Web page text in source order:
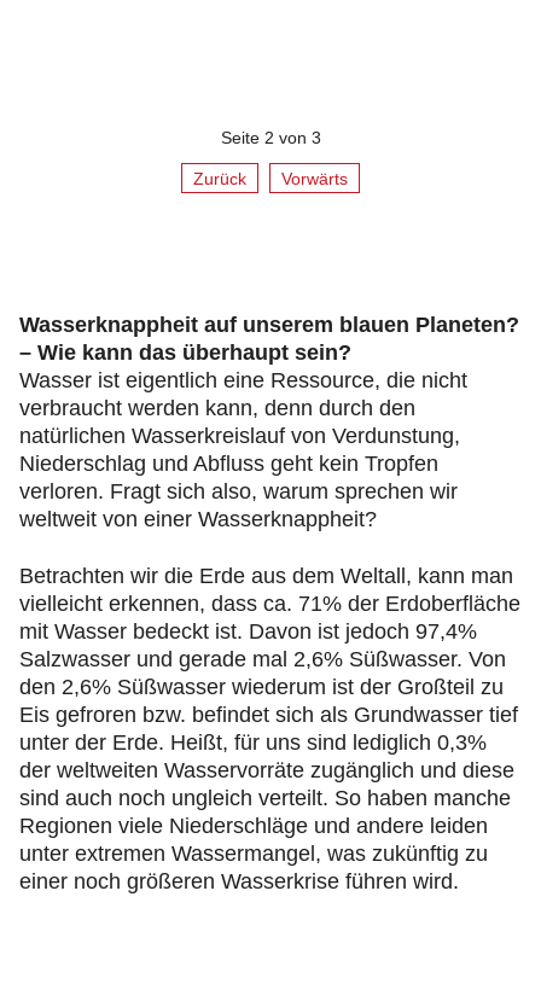
Seite 2 von 3
Zurück Vorwärts
Wasserknappheit auf unserem blauen Planeten?
– Wie kann das überhaupt sein?
Wasser ist eigentlich eine Ressource, die nicht
verbraucht werden kann, denn durch den
natürlichen Wasserkreislauf von Verdunstung,
Niederschlag und Abfluss geht kein Tropfen
verloren. Fragt sich also, warum sprechen wir
weltweit von einer Wasserknappheit?
Betrachten wir die Erde aus dem Weltall, kann man
vielleicht erkennen, dass ca. 71% der Erdoberfläche
mit Wasser bedeckt ist. Davon ist jedoch 97,4%
Salzwasser und gerade mal 2,6% Süßwasser. Von
den 2,6% Süßwasser wiederum ist der Großteil zu
Eis gefroren bzw. befindet sich als Grundwasser tief
unter der Erde. Heißt, für uns sind lediglich 0,3%
der weltweiten Wasservorräte zugänglich und diese
sind auch noch ungleich verteilt. So haben manche
Regionen viele Niederschläge und andere leiden
unter extremen Wassermangel, was zukünftig zu
einer noch größeren Wasserkrise führen wird.